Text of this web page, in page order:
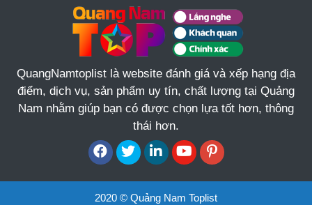
QuangNamtoplist là website đánh giá và xếp hạng địa
điểm, dịch vụ, sản phẩm uy tín, chất lượng tại Quảng
Nam nhằm giúp bạn có được chọn lựa tốt hơn, thông
thái hơn.
2020 © Quảng Nam Toplist